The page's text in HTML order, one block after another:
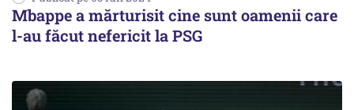
Mbappe a mărturisit cine sunt oamenii care
l-au făcut nefericit la PSG